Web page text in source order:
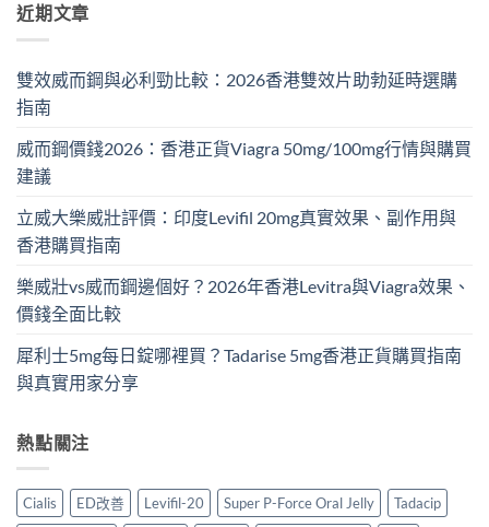
近期文章
雙效威而鋼與必利勁比較：2026香港雙效片助勃延時選購
指南
威而鋼價錢2026：香港正貨Viagra 50mg/100mg行情與購買
建議
立威大樂威壯評價：印度Levifil 20mg真實效果、副作用與
香港購買指南
樂威壯vs威而鋼邊個好？2026年香港Levitra與Viagra效果、
價錢全面比較
犀利士5mg每日錠哪裡買？Tadarise 5mg香港正貨購買指南
與真實用家分享
熱點關注
Cialis ED改善 Levifil-20 Super P-Force Oral Jelly
Tadacip